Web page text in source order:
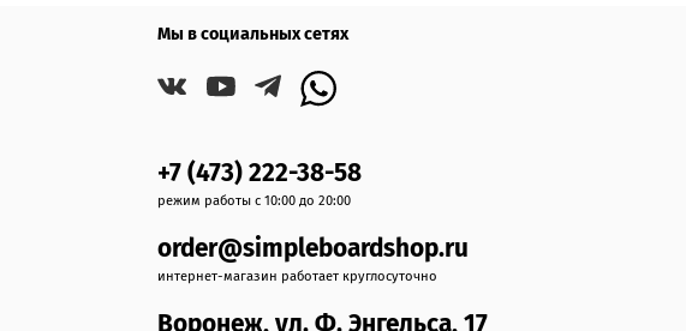
Мы в социальных сетях
+7 (473) 222-38-58
режим работы с 10:00 до 20:00
order@simpleboardshop.ru
интернет-магазин работает круглосуточно
Воронеж, ул. Ф. Энгельса, 17